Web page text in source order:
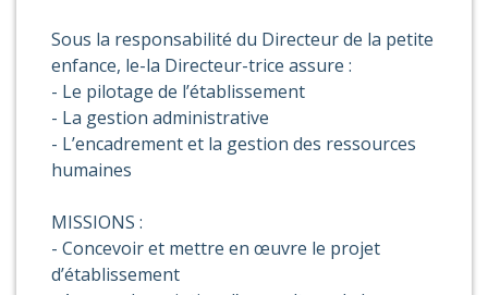
Sous la responsabilité du Directeur de la petite
enfance, le-la Directeur-trice assure :
- Le pilotage de l’établissement
- La gestion administrative
- L’encadrement et la gestion des ressources
humaines
MISSIONS :
- Concevoir et mettre en œuvre le projet
d’établissement